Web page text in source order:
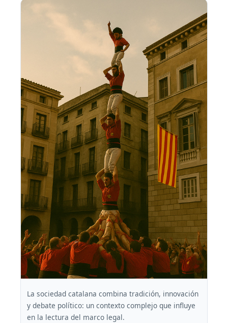
La sociedad catalana combina tradición, innovación
y debate político: un contexto complejo que influye
en la lectura del marco legal.